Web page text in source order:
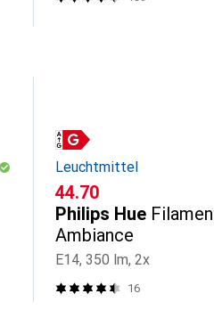
Leuchtmittel
CHF
44.70
Philips Hue
Ambiance
E14, 350 lm, 2x
16